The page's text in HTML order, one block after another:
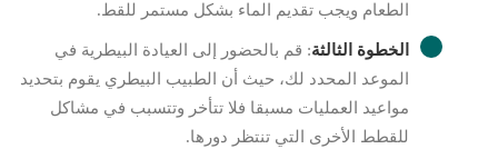
الطعام ويجب تقديم الماء بشكل مستمر للقط.
الخطوة الثالثة: قم بالحضور إلى العيادة البيطرية في
الموعد المحدد لك، حيث أن الطبيب البيطري يقوم بتحديد
مواعيد العمليات مسبقا فلا تتأخر وتتسبب في مشاكل
للقطط الأخرى التي تنتظر دورها.